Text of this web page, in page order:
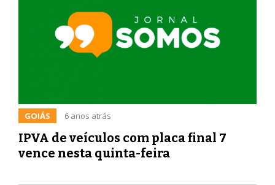
GOIÁS 6 anos atrás
IPVA de veículos com placa final 7
vence nesta quinta-feira